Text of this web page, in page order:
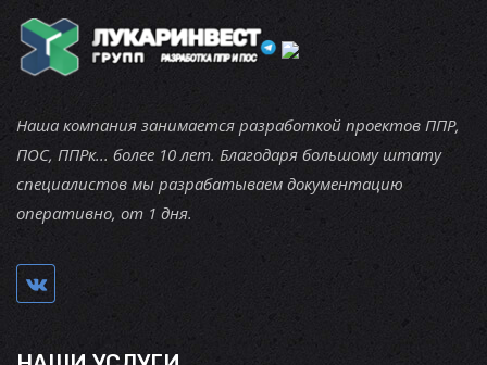
Наша компания занимается разработкой проектов ППР,
ПОС, ППРк... более 10 лет. Благодаря большому штату
специалистов мы разрабатываем документацию
оперативно, от 1 дня.